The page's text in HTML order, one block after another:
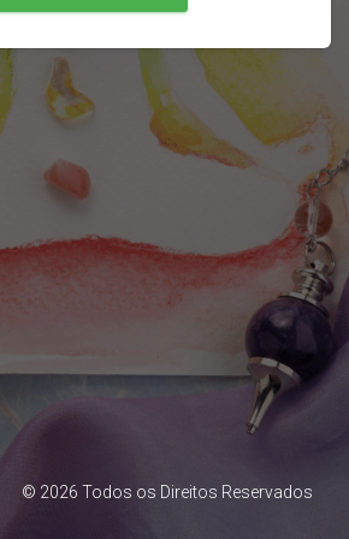
© 2026 Todos os Direitos Reservados